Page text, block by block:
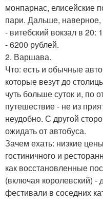
монпарнас, елисейские
пари. Дальше,
- витебский вокзал в 20:
- 6200 рублей.
2. Варшава.
Что: есть и обычные
которые везут до
чуть больше суток и, по
путешествие - не из
неудобно. С другой
ожидать от автобуса.
Зачем ехать: низкие
гостиничного и
как восстановленные
(включая королевский)
фестивали в соседних